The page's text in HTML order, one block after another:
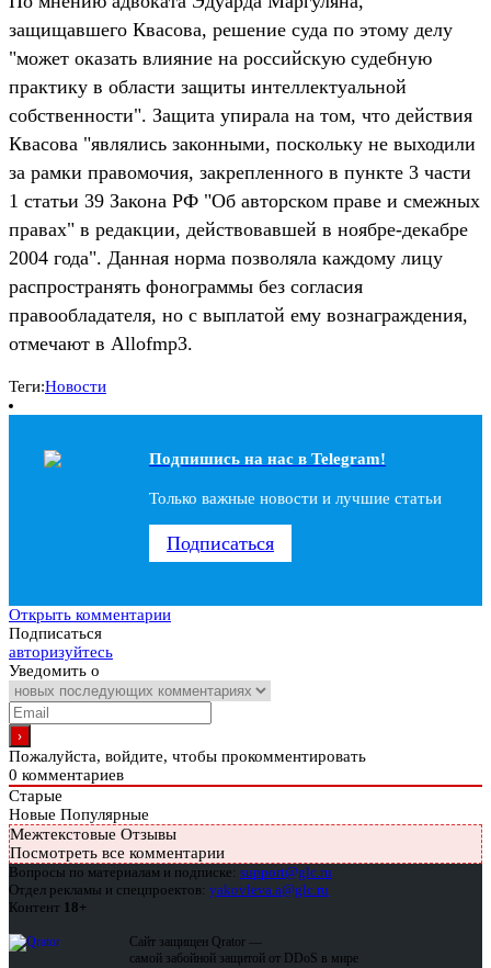
защищавшего Квасова, решение суда по этому делу
"может оказать влияние на российскую судебную
практику в области защиты интеллектуальной
собственности". Защита упирала на том, что действия
Квасова "являлись законными, поскольку не выходили
за рамки правомочия, закрепленного в пункте 3 части
1 статьи 39 Закона РФ "Об авторском праве и смежных
правах" в редакции, действовавшей в ноябре-декабре
2004 года". Данная норма позволяла каждому лицу
распространять фонограммы без согласия
правообладателя, но с выплатой ему вознаграждения,
отмечают в Allofmp3.
Теги:Новости
Подпишись на наc в Telegram!
Только важные новости и лучшие статьи
Подписаться
Открыть комментарии
Подписаться
авторизуйтесь
Уведомить о
Пожалуйста, войдите, чтобы прокомментировать
0 комментариев
Старые
Новые Популярные
Межтекстовые Отзывы
Посмотреть все комментарии
Вопросы по материалам и подписке: support@glc.ru
Отдел рекламы и спецпроектов: yakovleva.a@glc.ru
Контент 18+
Сайт защищен Qrator —
самой забойной защитой от DDoS в мире